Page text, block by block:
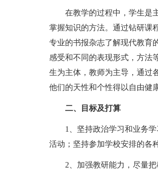
在教学的过程中，学生是
掌握知识的方法。通过钻研课
专业的书报杂志了解现代教育
感受和不同的表现形式，方法
生为主体，教师为主导，通过
他们的天性和个性得以自由健
二、目标及打算
1、坚持政治学习和业务
活动；坚持参加学校安排的各
2、加强教研能力，尽量